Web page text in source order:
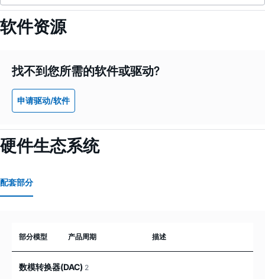
软件资源
找不到您所需的软件或驱动?
申请驱动/软件
硬件生态系统
配套部分
部分模型 产品周期 描述
数模转换器(DAC) 2